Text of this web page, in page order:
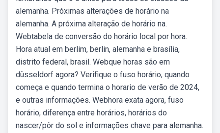
alemanha. Próximas alterações de horário na
alemanha. A próxima alteração de horário na.
Webtabela de conversão do horário local por hora.
Hora atual em berlim, berlin, alemanha e brasília,
distrito federal, brasil. Webque horas são em
düsseldorf agora? Verifique o fuso horário, quando
começa e quando termina o horario de verão de 2024,
e outras informações. Webhora exata agora, fuso
horário, diferença entre horários, horários do
nascer/pôr do sol e informações chave para alemanha.